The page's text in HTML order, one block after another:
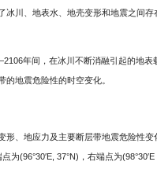
川、地表水、地壳变形和地震之间
年间，在冰川不断消融引起的地
地震危险性的时空变化。
、地应力及主要断层带地震危险性
点为(96°30′E, 37°N)，右端点为